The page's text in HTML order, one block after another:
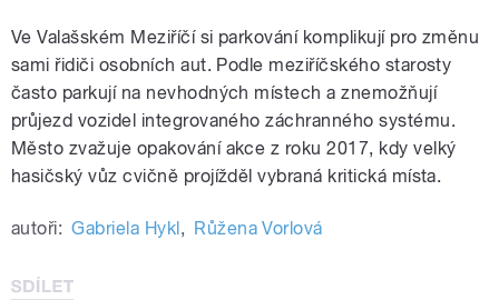
Ve Valašském Meziříčí si parkování komplikují pro změnu
sami řidiči osobních aut. Podle meziříčského starosty
často parkují na nevhodných místech a znemožňují
průjezd vozidel integrovaného záchranného systému.
Město zvažuje opakování akce z roku 2017, kdy velký
hasičský vůz cvičně projížděl vybraná kritická místa.
autoři: Gabriela Hykl, Růžena Vorlová